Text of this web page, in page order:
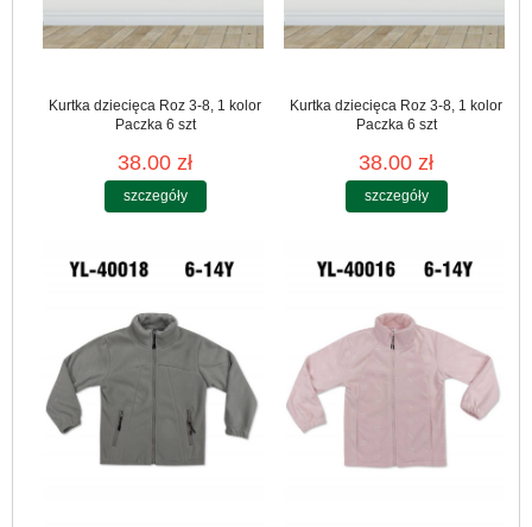
Kurtka dziecięca Roz 3-8, 1 kolor
Paczka 6 szt
38.00 zł
szczegóły
Kurtka dziecięca Roz 3-8, 1 kolor
Paczka 6 szt
38.00 zł
szczegóły